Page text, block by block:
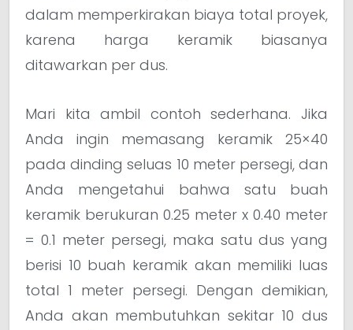
dalam memperkirakan biaya total proyek,
karena harga keramik biasanya
ditawarkan per dus.
Mari kita ambil contoh sederhana. Jika
Anda ingin memasang keramik 25×40
pada dinding seluas 10 meter persegi, dan
Anda mengetahui bahwa satu buah
keramik berukuran 0.25 meter x 0.40 meter
= 0.1 meter persegi, maka satu dus yang
berisi 10 buah keramik akan memiliki luas
total 1 meter persegi. Dengan demikian,
Anda akan membutuhkan sekitar 10 dus